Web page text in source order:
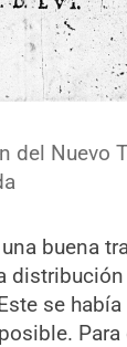
del Nuevo
buena
distribución
se